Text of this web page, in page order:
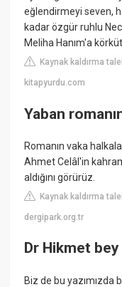
eğlendirmeyi seven,
kadar özgür ruhlu
Meliha Hanım'a
Kaynak kaldırma
kitapyurdu.com
Yaban
Romanın vaka
Ahmet Celâl'in
aldığını görürüz.
Kaynak kaldırma
dergipark.org.tr
Dr Hikmet
Biz de bu yazımızda